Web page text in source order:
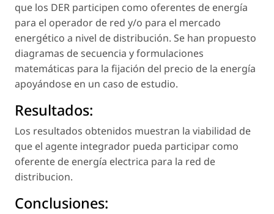
que los DER participen como oferentes de energía
para el operador de red y/o para el mercado
energético a nivel de distribución. Se han propuesto
diagramas de secuencia y formulaciones
matemáticas para la fijación del precio de la energía
apoyándose en un caso de estudio.
Resultados:
Los resultados obtenidos muestran la viabilidad de
que el agente integrador pueda participar como
oferente de energía electrica para la red de
distribucion.
Conclusiones: